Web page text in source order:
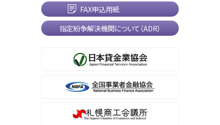
FAX申込用紙
指定紛争解決機関について（ADR）